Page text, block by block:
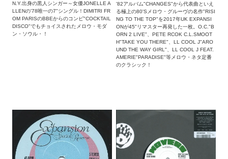
N.Y.出身の黒人シンガー～女優JONELLE A
LLENの'78唯一の7"シングル！DIMITRI FR
OM PARISのBBEからのコンピ"COCKTAIL
DISCO"でもチョイスされたメロウ・モダ
ン・ソウル・！
'82アルバム"CHANGES"から代表曲といえ
る極上の80'Sメロウ・グルーヴの名作"RISI
NG TO THE TOP"を2017年UK EXPANSI
ONが45"リマスター再発した一枚。O.C."B
ORN 2 LIVE"、PETE RCOK C.L.SMOOT
H"TAKE YOU THERE"、LL COOL J"ARO
UND THE WAY GIRL"、LL COOL J FEAT.
AMERIE"PARADISE"等メロウ・ネタ定番
のクラシック！